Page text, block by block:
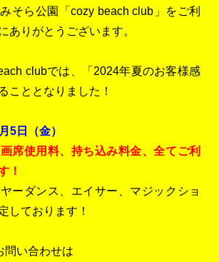
そら公園「cozy beach club」をご利
ありがとうございます。
clubでは、「2024年夏のお客様感
こととなりました！
5日（金）
席使用料、持ち込み料金、全てご利
！
ーダンス、エイサー、マジックショ
しております！
問い合わせは